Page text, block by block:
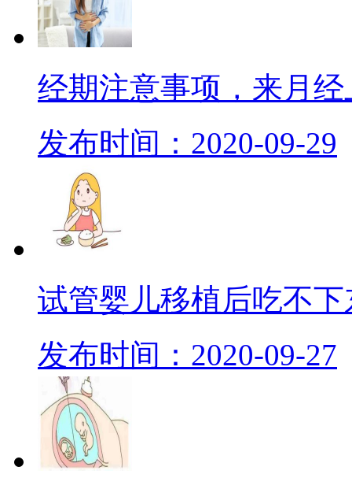
经期注意事项，来月
发布时间：2020-09-29
试管婴儿移植后吃不
发布时间：2020-09-27